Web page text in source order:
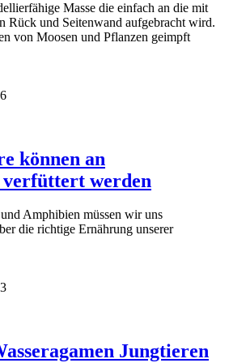
Masse die einfach an die mit
Rück und Seitenwand aufgebracht wird.
von Moosen und Pflanzen geimpft
können an
verfüttert werden
Amphibien müssen wir uns
die richtige Ernährung unserer
Jungtieren